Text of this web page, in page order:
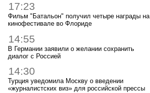
17:23
Фильм "Батальон" получил четыре награды на
кинофестивале во Флориде
14:55
В Германии заявили о желании сохранить
диалог с Россией
14:30
Турция уведомила Москву о введении
«журналистских виз» для российской прессы